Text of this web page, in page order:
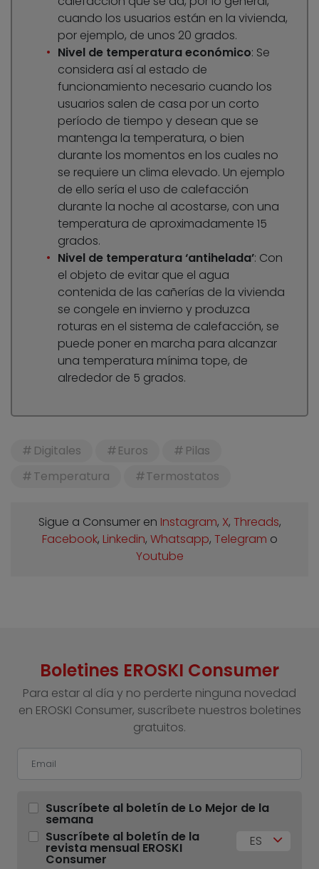
cuando los usuarios están en la vivienda,
por ejemplo, de unos 20 grados.
Nivel de temperatura económico: Se
considera así al estado de
funcionamiento necesario cuando los
usuarios salen de casa por un corto
período de tiempo y desean que se
mantenga la temperatura, o bien
durante los momentos en los cuales no
se requiere un clima elevado. Un ejemplo
de ello sería el uso de calefacción
durante la noche al acostarse, con una
temperatura de aproximadamente 15
grados.
Nivel de temperatura ‘antihelada’: Con
el objeto de evitar que el agua
contenida de las cañerías de la vivienda
se congele en invierno y produzca
roturas en el sistema de calefacción, se
puede poner en marcha para alcanzar
una temperatura mínima tope, de
alrededor de 5 grados.
Digitales Euros
Pilas
Temperatura
Termostatos
Sigue a Consumer en Instagram, X, Threads,
Facebook, Linkedin, Whatsapp, Telegram o
Youtube
Boletines EROSKI Consumer
Para estar al día y no perderte ninguna novedad
en EROSKI Consumer, suscríbete nuestros boletines
gratuitos.
Suscríbete al boletín de Lo Mejor de la
semana
Suscríbete al boletín de la
revista mensual EROSKI
Consumer
ES